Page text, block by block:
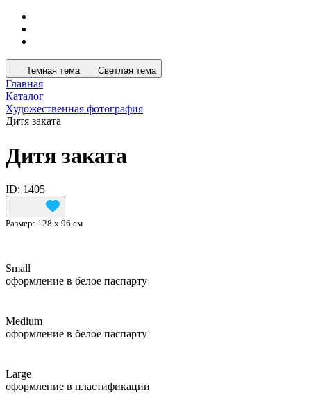
Темная тема Светлая тема
Главная
Каталог
Художественная фотография
Дитя заката
Дитя заката
ID: 1405
Размер: 128 х 96 см
Small
оформление в белое паспарту
Medium
оформление в белое паспарту
Large
оформление в пластификации